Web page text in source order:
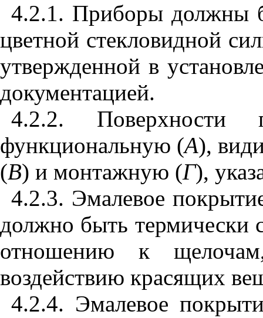
4.2.1. Приборы должны
цветной стекловидной
утвержденной в
документацией.
4.2.2. Поверхности
функциональную (А),
(В) и монтажную (Г),
4.2.3. Эмалевое
должно быть термически
отношению к
воздействию красящих
4.2.4. Эмалевое